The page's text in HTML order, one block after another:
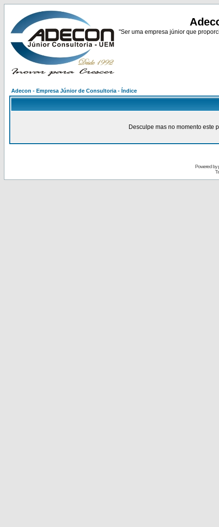
"Ser uma empresa júnior que
Adecon - Empresa Júnior de Consultoria - Índice
Desculpe mas no momento este
Powered by